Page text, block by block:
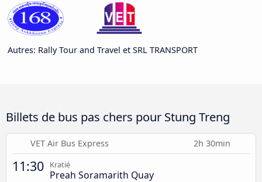
Autres: Rally Tour and Travel et SRL TRANSPORT
Billets de bus pas chers pour Stung Treng
VET Air Bus Express 2h 30min
11:30 Kratié
Preah Soramarith Quay